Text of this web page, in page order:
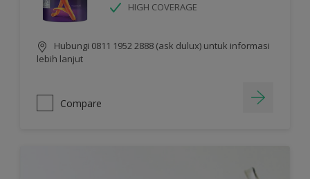
HIGH COVERAGE
Hubungi 0811 1952 2888 (ask dulux) untuk informasi
lebih lanjut
Compare